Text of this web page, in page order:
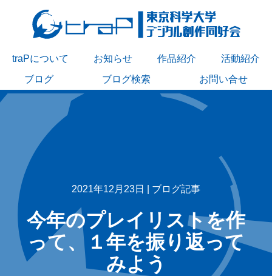
traPについて お知らせ 作品紹介
活動紹介
ブログ
ブログ検索 お問い合せ
2021年12月23日 | ブログ記事
今年のプレイリストを作
って、１年を振り返って
みよう